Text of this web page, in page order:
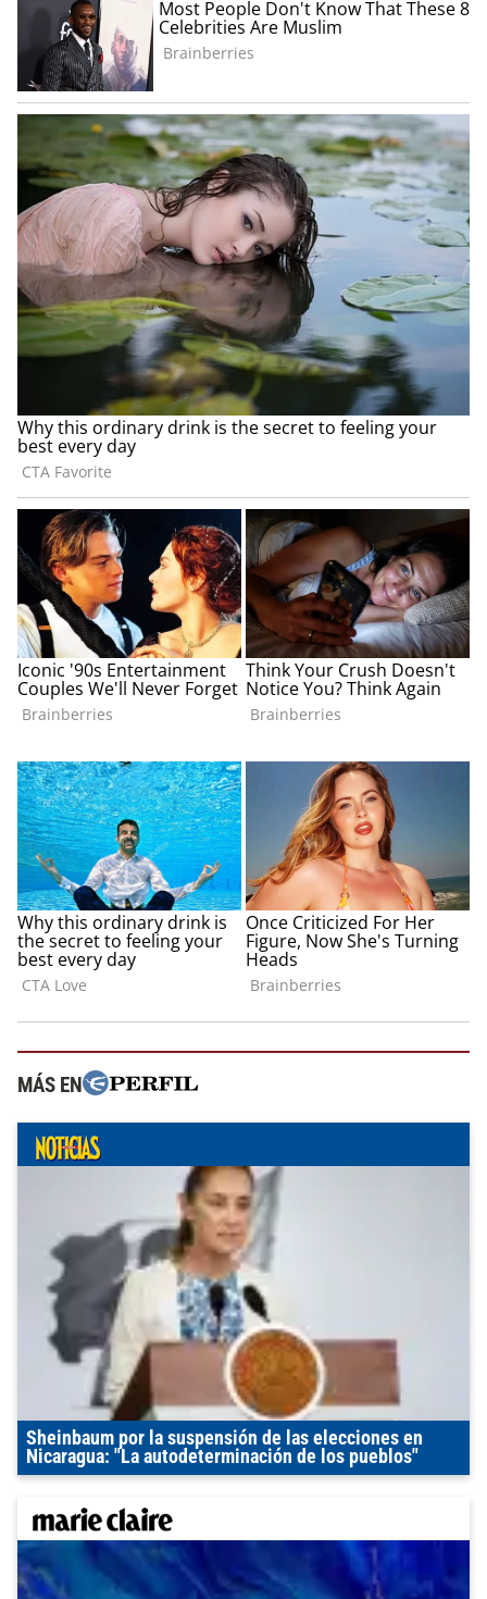
MÁS EN
Sheinbaum por la suspensión de las elecciones en
Nicaragua: "La autodeterminación de los pueblos"